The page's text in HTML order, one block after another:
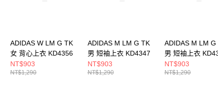
ADIDAS W LM G TK
女 背心上衣 KD4356
NT$903
NT$1,290
ADIDAS M LM G TK
男 短袖上衣 KD4347
NT$903
NT$1,290
ADIDAS M LM G
男 短袖上衣
NT$903
NT$1,290